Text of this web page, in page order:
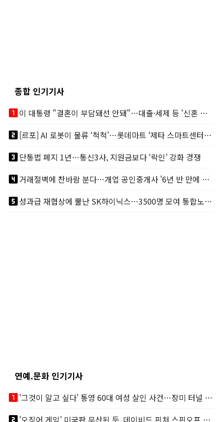
종합 인기기사
looks_one
이 대통령 "결혼이 부담돼선 안돼"…대출·세제 등 '신혼 걸림돌' 제거
looks_two
[르포] AI 로봇이 물류 ‘척척’…롯데마트 ‘제타 스마트센터’ 가보니
looks_3단통법 폐지 1년…통신3사, 지원금보다 ‘락인’ 강화 경쟁
looks_4
거래절벽에 찬바람 분다…개업 공인중개사 '6년 반 만에 최저'
looks_5
성과급 재협상에 뿔난 SK하이닉스…3500명 모여 통합노조 띄운다
연예.문화 인기기사
looks_one
'그것이 알고 싶다' 통영 60대 여성 살인 사건…장미 터널 아래 킬러, 누구냐 넌?
looks_two
'오징어 게임' 미국판 무산된 듯, 데이비드 핀처 스핀오프 철회